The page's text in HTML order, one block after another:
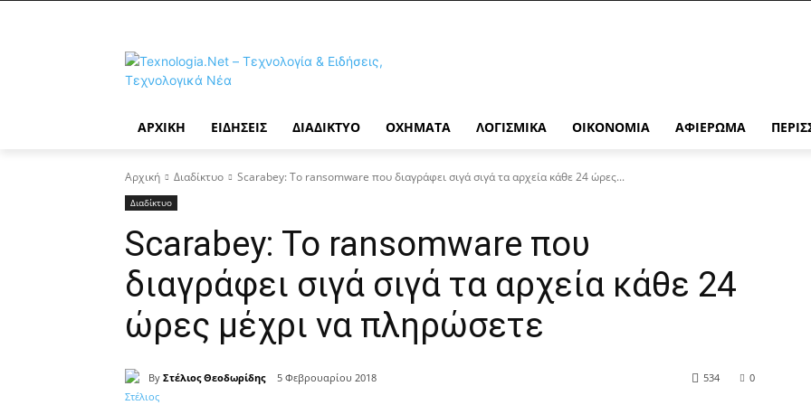
ΑΡΧΙΚΉ ΕΙΔΉΣΕΙΣ ΔΙΑΔΊΚΤΥΟ ΟΧΉΜΑΤΑ ΛΟΓΙΣΜΙΚΆ ΟΙΚΟΝΟΜΊΑ ΑΦΙΈΡΩΜΑ
Αρχική Διαδίκτυο Scarabey: Το ransomware που διαγράφει σιγά σιγά τα αρχεία κάθε 24 ώρες...
Διαδίκτυο
Scarabey: Το ransomware που
διαγράφει σιγά σιγά τα αρχεία κάθε 24
ώρες μέχρι να πληρώσετε
By Στέλιος Θεοδωρίδης 5 Φεβρουαρίου 2018 0
534